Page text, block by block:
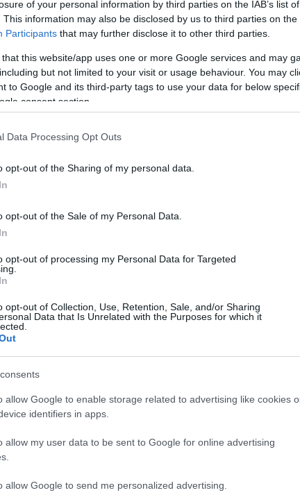
of your personal information by third parties on the IAB’s list
This information may also be disclosed by us to third parties on the
Participants that may further disclose it to other third parties.
that this website/app uses one or more Google services and may
but not limited to your visit or usage behaviour. You may
to Google and its third-party tags to use your data for below
consent section.
Data Processing Opt Outs
opt-out of the Sharing of my personal data.
opt-out of the Sale of my Personal Data.
opt-out of processing my Personal Data for Targeted
opt-out of Collection, Use, Retention, Sale, and/or Sharing
Data that Is Unrelated with the Purposes for which it
allow Google to enable storage related to advertising like cookies
identifiers in apps.
allow my user data to be sent to Google for online advertising
allow Google to send me personalized advertising.
no cita en ningún momento que se trate en
100primeros modelos de este tipo que
de la firma General Motors y se llaman
EUA se han concienciado para darle un empujón
en el país, y ha anunciado que incorporará a su
ayer se acabaron de aprobar los nuevos límites
de CO2 del tubo de escape en suelo